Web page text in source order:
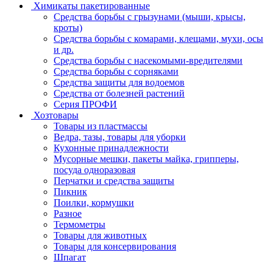
Химикаты пакетированные
Средства борьбы с грызунами (мыши, крысы,
кроты)
Средства борьбы с комарами, клещами, мухи, осы
и др.
Средства борьбы с насекомыми-вредителями
Средства борьбы с сорняками
Средства защиты для водоемов
Средства от болезней растений
Серия ПРОФИ
Хозтовары
Товары из пластмассы
Ведра, тазы, товары для уборки
Кухонные принадлежности
Мусорные мешки, пакеты майка, грипперы,
посуда одноразовая
Перчатки и средства защиты
Пикник
Поилки, кормушки
Разное
Термометры
Товары для животных
Товары для консервирования
Шпагат